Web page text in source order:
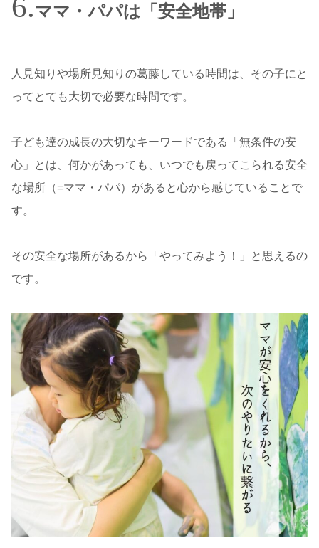
ママ・パパは「安全地帯」
人見知りや場所見知りの葛藤している時間は、その子にと
ってとても大切で必要な時間です。
子ども達の成長の大切なキーワードである「無条件の安
心」とは、何かがあっても、いつでも戻ってこられる安全
な場所（=ママ・パパ）があると心から感じていることで
す。
その安全な場所があるから「やってみよう！」と思えるの
です。